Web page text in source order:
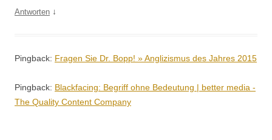
Antworten ↓
Pingback: Fragen Sie Dr. Bopp! » Anglizismus des Jahres 2015
Pingback: Blackfacing: Begriff ohne Bedeutung | better media -
The Quality Content Company